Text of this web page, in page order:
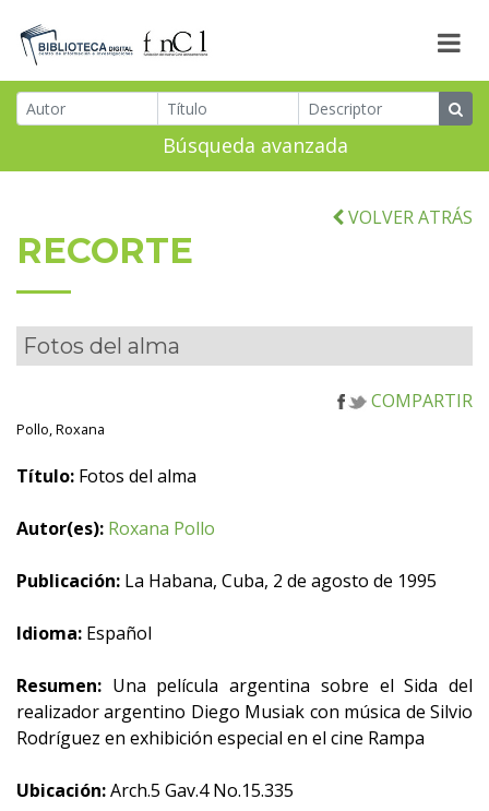
Búsqueda avanzada
VOLVER ATRÁS
RECORTE
Fotos del alma
COMPARTIR
Pollo, Roxana
Título: Fotos del alma
Autor(es): Roxana Pollo
Publicación: La Habana, Cuba, 2 de agosto de 1995
Idioma: Español
Resumen: Una película argentina sobre el Sida del
realizador argentino Diego Musiak con música de Silvio
Rodríguez en exhibición especial en el cine Rampa
Ubicación:Arch.5 Gav.4 No.15.335